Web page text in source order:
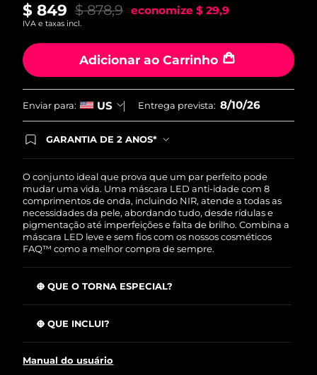
$ 849 $ 878,9 economize $ 29,9
IVA e taxas incl.
Adicionar ao Carrinho
Enviar para: US Entrega prevista: 8/10/26
GARANTIA DE 2 ANOS*
significa que se você tiver qualquer problema até
2 anos após a compra, a FOREO substituirá seu
produto gratuitamente.*exceto pelo Luna FOFO
e Luna Play plus cuja garantia é de 90 dias.
O conjunto ideal que prova que um par perfeito pode
mudar uma vida. Uma máscara LED anti-idade com 8
comprimentos de onda, incluindo NIR, atende a todas as
necessidades da pele, abordando tudo, desde rídulas e
pigmentação até imperfeições e falta de brilho. Combina a
máscara LED leve e sem fios com os nossos cosméticos
FAQ™ como a melhor compra de sempre.
O QUE O TORNA ESPECIAL?
apenas 2 semanas.
Clinicamente testado para melhorar a firmeza e a
O QUE INCLUI?
FAQ™ Red Light Peptide Serum
Manual do usuário